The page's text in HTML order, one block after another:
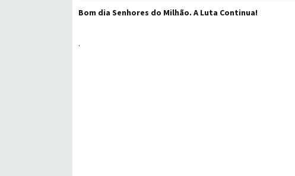
Bom dia Senhores do Milhão. A Luta Continua!
.